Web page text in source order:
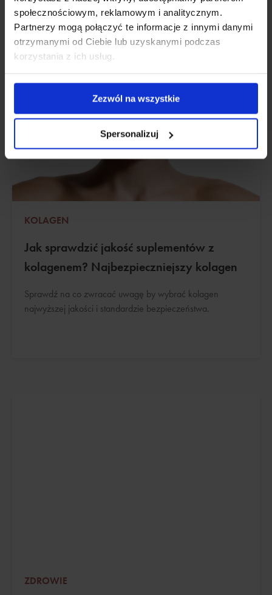
społecznościowym, reklamowym i analitycznym.
Partnerzy mogą połączyć te informacje z innymi danymi
otrzymanymi od Ciebie lub uzyskanymi podczas
korzystania z ich usług.
Zezwól na wszystkie
Spersonalizuj
KOLAGEN
Jak sprawdzić jakość suplementów z
kolagenem? Najbezpieczniejszy kolagen
Sprawdź na co zwracać uwagę by wybrać kolagen
najwyższej jakości i standardzie bezpieczeństwa.
ZDROWIE